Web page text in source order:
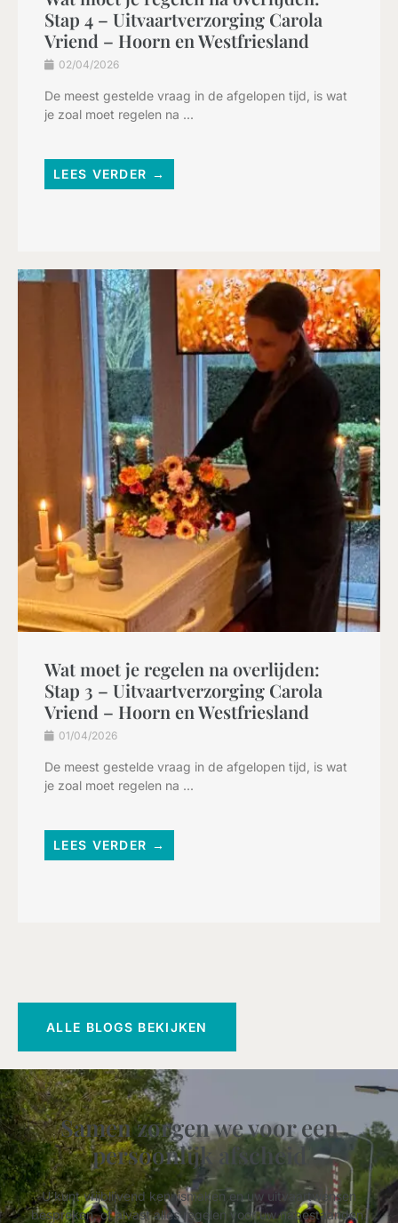
Stap 4 – Uitvaartverzorging Carola
Vriend – Hoorn en Westfriesland
02/04/2026
De meest gestelde vraag in de afgelopen tijd, is wat
je zoal moet regelen na ...
LEES VERDER →
Wat moet je regelen na overlijden:
Stap 3 – Uitvaartverzorging Carola
Vriend – Hoorn en Westfriesland
01/04/2026
De meest gestelde vraag in de afgelopen tijd, is wat
je zoal moet regelen na ...
LEES VERDER →
ALLE BLOGS BEKIJKEN
Samen zorgen we voor een
persoonlijk afscheid
U kunt vrijblijvend kennismaken en uw uitvaartwensen
bespreken, of alvast alles regelen voor uw nabestaanden.